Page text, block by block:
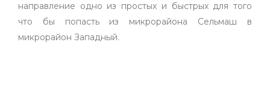
направление одно из простых и быстрых для того
что бы попасть из микрорайона Сельмаш в
микрорайон Западный.